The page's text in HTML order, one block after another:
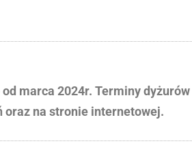
marca 2024r. Terminy dyżurów
oraz na stronie internetowej.